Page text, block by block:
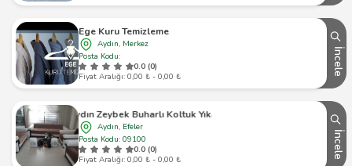
Ege Kuru Temizleme
Aydın, Merkez
Posta Kodu:
0.0 (0)
Fiyat Aralığı: 0,00 ₺ - 0,00 ₺
İncele
Aydın Zeybek Buharlı Koltuk Yıkama
Aydın, Efeler
Posta Kodu: 09100
0.0 (0)
Fiyat Aralığı: 0,00 ₺ - 0,00 ₺
İncele